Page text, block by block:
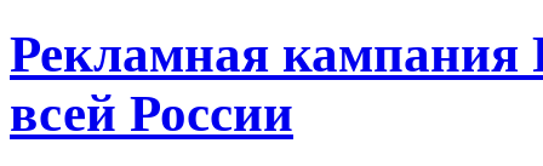
Рекламная
всей России